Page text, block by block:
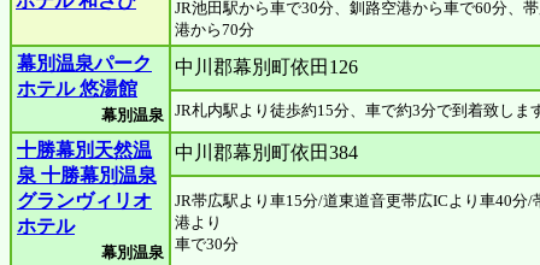
JR池田駅から車で30分、釧路空港から車で60分、
港から70分
幕別温泉パーク
ホテル 悠湯館
幕別温泉
中川郡幕別町依田126
JR札内駅より徒歩約15分、車で約3分で到着致しま
十勝幕別天然温
泉 十勝幕別温泉
グランヴィリオ
ホテル
幕別温泉
中川郡幕別町依田384
JR帯広駅より車15分/道東道音更帯広ICより車40分/
港より
車で30分